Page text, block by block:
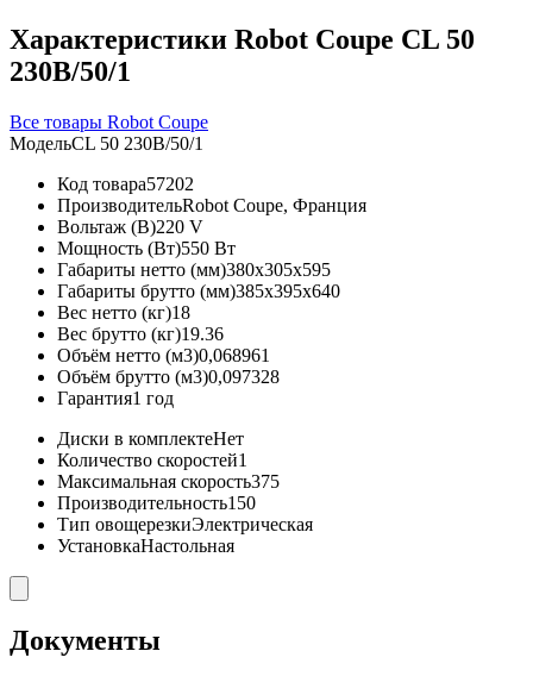
Характеристики Robot Coupe CL 50
230B/50/1
Все товары Robot Coupe
МодельCL 50 230B/50/1
Код товара57202
ПроизводительRobot Coupe, Франция
Вольтаж (В)220 V
Мощность (Вт)550 Вт
Габариты нетто (мм)380x305x595
Габариты брутто (мм)385x395x640
Вес нетто (кг)18
Вес брутто (кг)19.36
Объём нетто (м3)0,068961
Объём брутто (м3)0,097328
Гарантия1 год
Диски в комплектеНет
Количество скоростей1
Максимальная скорость375
Производительность150
Тип овощерезкиЭлектрическая
УстановкаНастольная
Документы